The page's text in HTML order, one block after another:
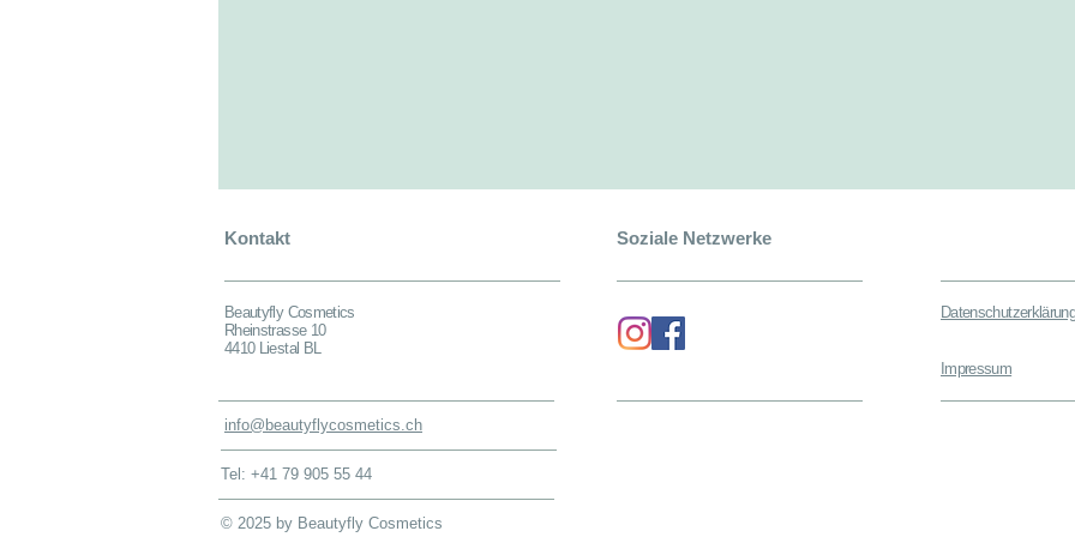
Kontakt
Beautyfly Cosmetics
Rheinstrasse 10
4410 Liestal BL
Soziale Netzwerke
Datenschutzerklärung
Impressum
info@beautyflycosmetics.ch
Tel: +41 79 905 55 44
© 2025 by Beautyfly Cosmetics